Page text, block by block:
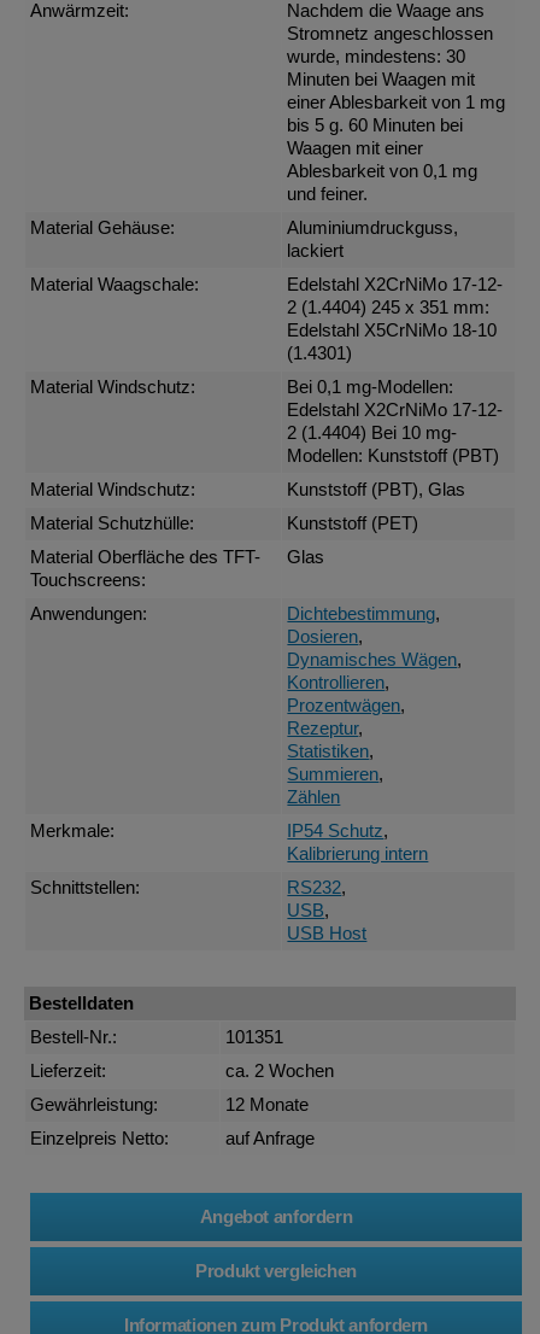
Anwärmzeit:
Nachdem die Waage ans
Stromnetz angeschlossen
wurde, mindestens: 30
Minuten bei Waagen mit
einer Ablesbarkeit von 1 mg
bis 5 g. 60 Minuten bei
Waagen mit einer
Ablesbarkeit von 0,1 mg
und feiner.
Material Gehäuse:
Aluminiumdruckguss,
lackiert
Material Waagschale:
Edelstahl X2CrNiMo 17-12-
2 (1.4404) 245 x 351 mm:
Edelstahl X5CrNiMo 18-10
(1.4301)
Material Windschutz:
Bei 0,1 mg-Modellen:
Edelstahl X2CrNiMo 17-12-
2 (1.4404) Bei 10 mg-
Modellen: Kunststoff (PBT)
Material Windschutz:
Kunststoff (PBT), Glas
Material Schutzhülle:
Kunststoff (PET)
Material Oberfläche des TFT-
Touchscreens:
Glas
Anwendungen: Dichtebestimmung,
Dosieren,
Dynamisches Wägen,
Kontrollieren,
Prozentwägen,
Rezeptur,
Statistiken,
Summieren,
Zählen
Merkmale:
IP54 Schutz,
Kalibrierung intern
Schnittstellen:
RS232,
USB,
USB Host
Bestelldaten
Bestell-Nr.:
101351
Lieferzeit:
ca. 2 Wochen
Gewährleistung:
12 Monate
Einzelpreis Netto:
auf Anfrage